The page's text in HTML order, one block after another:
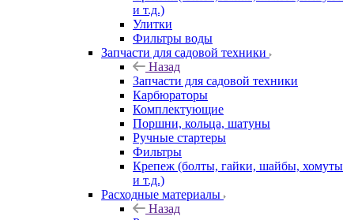
и т.д.)
Улитки
Фильтры воды
Запчасти для садовой техники
Назад
Запчасти для садовой техники
Карбюраторы
Комплектующие
Поршни, кольца, шатуны
Ручные стартеры
Фильтры
Крепеж (болты, гайки, шайбы, хомуты
и т.д.)
Расходные материалы
Назад